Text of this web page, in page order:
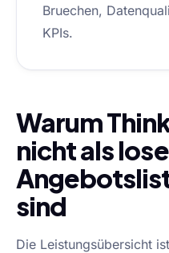
Bruechen,
KPIs.
Warum
nicht als lose
sind
Die Leistungsübersicht